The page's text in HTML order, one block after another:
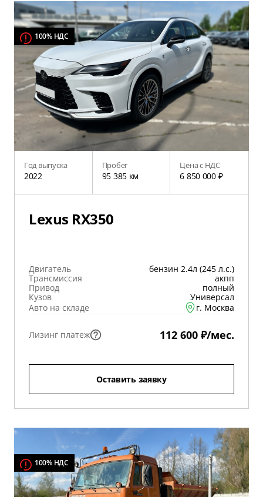
100% НДС
Год выпуска
2022
Пробег
95 385 км
Цена с НДС
6 850 000 ₽
Lexus RX350
Двигатель
бензин 2.4л (245 л.с.)
Трансмиссия
акпп
Привод
полный
Кузов
Универсал
Авто на складе
г. Москва
Лизинг платеж 112 600 ₽/мес.
Оставить заявку
100% НДС